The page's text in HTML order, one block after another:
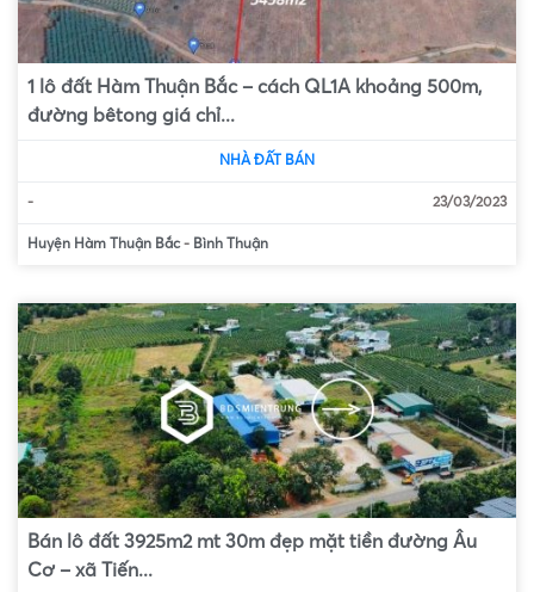
1 lô đất Hàm Thuận Bắc – cách QL1A khoảng 500m,
đường bêtong giá chỉ...
NHÀ ĐẤT BÁN
- 23/03/2023
Huyện Hàm Thuận Bắc - Bình Thuận
Bán lô đất 3925m2 mt 30m đẹp mặt tiền đường Âu
Cơ – xã Tiến...